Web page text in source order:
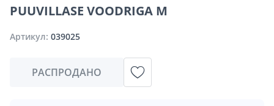
PUUVILLASE VOODRIGA M
Артикул: 039025
РАСПРОДАНО